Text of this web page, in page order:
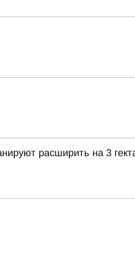
расширить на 3